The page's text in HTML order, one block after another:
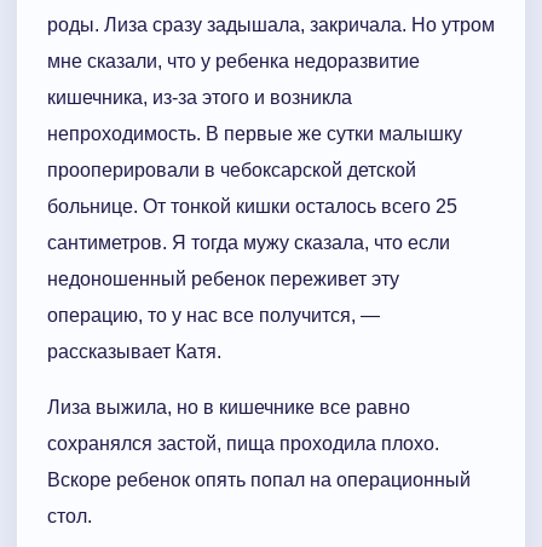
роды. Лиза сразу задышала, закричала. Но утром
мне сказали, что у ребенка недоразвитие
кишечника, из-за этого и возникла
непроходимость. В первые же сутки малышку
прооперировали в чебоксарской детской
больнице. От тонкой кишки осталось всего 25
сантиметров. Я тогда мужу сказала, что если
недоношенный ребенок переживет эту
операцию, то у нас все получится, —
рассказывает Катя.
Лиза выжила, но в кишечнике все равно
сохранялся застой, пища проходила плохо.
Вскоре ребенок опять попал на операционный
стол.